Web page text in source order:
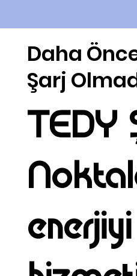
TEDY
enerjiyi
Daha
Şarj
Daha
Şarj